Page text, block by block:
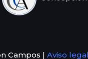
Campos | Aviso legal